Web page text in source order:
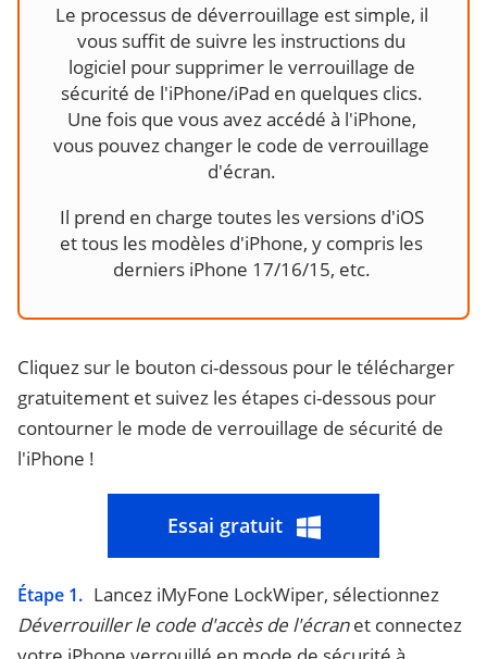
Le processus de déverrouillage est simple, il
vous suffit de suivre les instructions du
logiciel pour supprimer le verrouillage de
sécurité de l'iPhone/iPad en quelques clics.
Une fois que vous avez accédé à l'iPhone,
vous pouvez changer le code de verrouillage
Il prend en charge toutes les versions d'iOS
et tous les modèles d'iPhone, y compris les
derniers iPhone 17/16/15, etc.
Cliquez sur le bouton ci-dessous pour le télécharger
gratuitement et suivez les étapes ci-dessous pour
contourner le mode de verrouillage de sécurité de
l'iPhone !
Essai gratuit
Étape 1. Lancez iMyFone LockWiper, sélectionnez
Déverrouiller le code d'accès de l'écranet connectez